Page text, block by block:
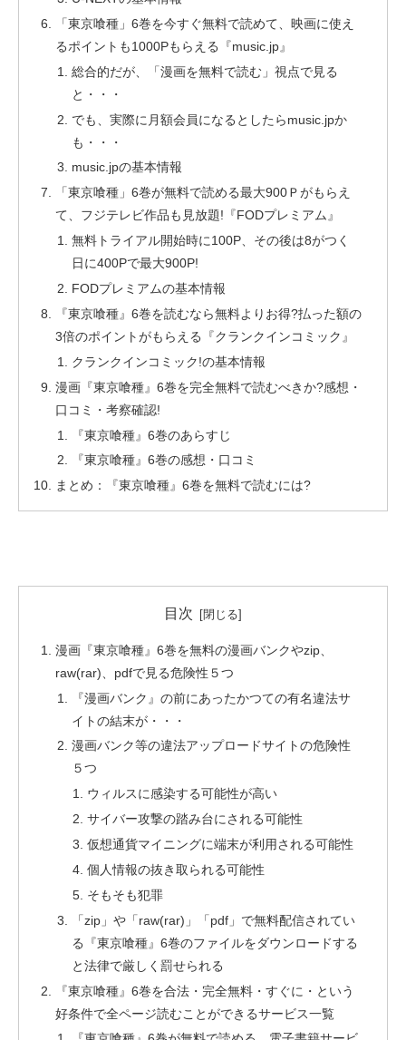
「東京喰種」6巻を今すぐ無料で読めて、映画に使え
るポイントも1000Pもらえる『music.jp』
総合的だが、「漫画を無料で読む」視点で見る
と・・・
でも、実際に月額会員になるとしたらmusic.jpか
も・・・
music.jpの基本情報
「東京喰種」6巻が無料で読める最大900Ｐがもらえ
て、フジテレビ作品も見放題!『FODプレミアム』
無料トライアル開始時に100P、その後は8がつく
日に400Pで最大900P!
FODプレミアムの基本情報
『東京喰種』6巻を読むなら無料よりお得?払った額の
3倍のポイントがもらえる『クランクインコミック』
クランクインコミック!の基本情報
漫画『東京喰種』6巻を完全無料で読むべきか?感想・
口コミ・考察確認!
『東京喰種』6巻のあらすじ
『東京喰種』6巻の感想・口コミ
まとめ：『東京喰種』6巻を無料で読むには?
目次
漫画『東京喰種』6巻を無料の漫画バンクやzip、
raw(rar)、pdfで見る危険性５つ
『漫画バンク』の前にあったかつての有名違法サ
イトの結末が・・・
漫画バンク等の違法アップロードサイトの危険性
５つ
ウィルスに感染する可能性が高い
サイバー攻撃の踏み台にされる可能性
仮想通貨マイニングに端末が利用される可能性
個人情報の抜き取られる可能性
そもそも犯罪
「zip」や「raw(rar)」「pdf」で無料配信されてい
る『東京喰種』6巻のファイルをダウンロードする
と法律で厳しく罰せられる
『東京喰種』6巻を合法・完全無料・すぐに・という
好条件で全ページ読むことができるサービス一覧